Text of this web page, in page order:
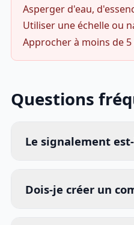
Asperger d'eau,
Utiliser une échelle ou
Approcher à moins de 5
Questions
Le signalement
Dois-je créer un